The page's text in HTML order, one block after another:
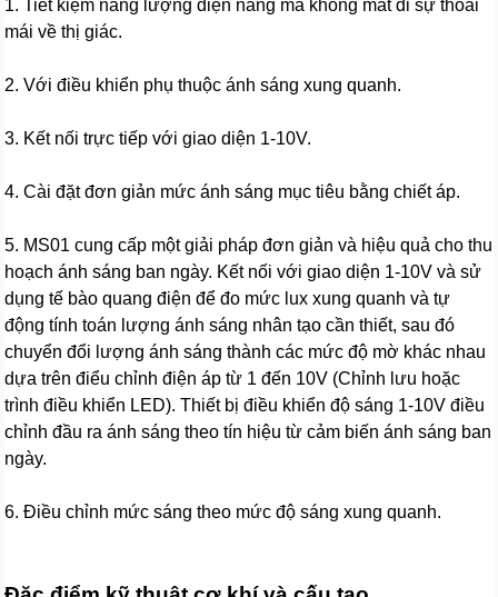
1. Tiết kiệm năng lượng điện năng mà không mất đi sự thoải
mái về thị giác.
2. Với điều khiển phụ thuộc ánh sáng xung quanh.
3. Kết nối trực tiếp với giao diện 1-10V.
4. Cài đặt đơn giản mức ánh sáng mục tiêu bằng chiết áp.
5. MS01 cung cấp một giải pháp đơn giản và hiệu quả cho thu
hoạch ánh sáng ban ngày. Kết nối với giao diện 1-10V và sử
dụng tế bào quang điện để đo mức lux xung quanh và tự
động tính toán lượng ánh sáng nhân tạo cần thiết, sau đó
chuyển đổi lượng ánh sáng thành các mức độ mờ khác nhau
dựa trên điểu chỉnh điện áp từ 1 đến 10V (Chỉnh lưu hoặc
trình điều khiển LED). Thiết bị điều khiển độ sáng 1-10V điều
chỉnh đầu ra ánh sáng theo tín hiệu từ cảm biến ánh sáng ban
ngày.
6. Điều chỉnh mức sáng theo mức độ sáng xung quanh.